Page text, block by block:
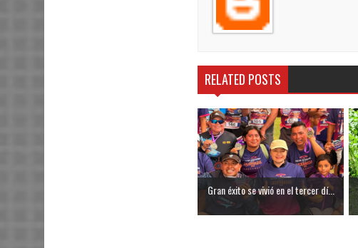
RELATED POSTS
Gran éxito se vivió en el tercer dí...